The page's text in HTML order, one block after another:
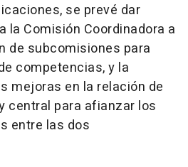
se prevé dar
la Comisión Coordinadora a
de subcomisiones para
competencias, y la
mejoras en la relación de
central para afianzar los
entre las dos